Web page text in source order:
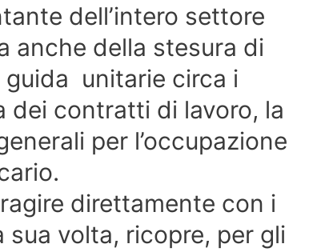
dell’intero settore
anche della stesura di
guida unitarie circa i
dei contratti di lavoro, la
per l’occupazione
direttamente con i
volta, ricopre, per gli